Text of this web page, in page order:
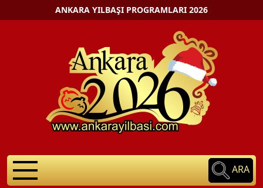
ANKARA YILBAŞI PROGRAMLARI 2026
ARA